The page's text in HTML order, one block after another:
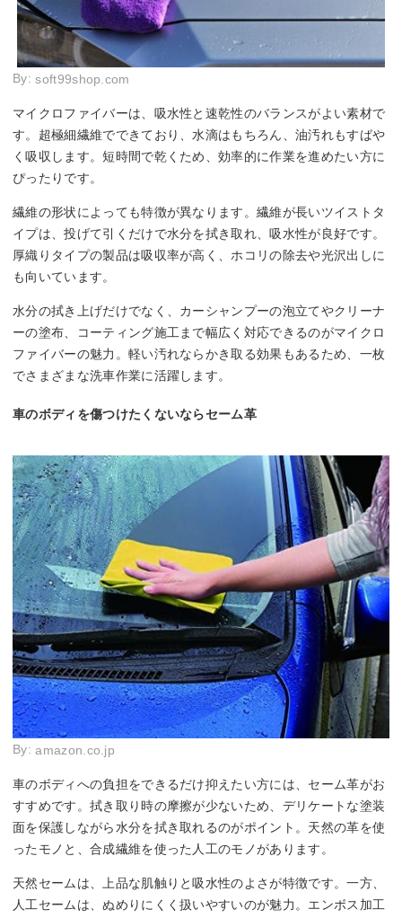
By: soft99shop.com
マイクロファイバーは、吸水性と速乾性のバランスがよい素材で
す。超極細繊維でできており、水滴はもちろん、油汚れもすばや
く吸収します。短時間で乾くため、効率的に作業を進めたい方に
ぴったりです。
繊維の形状によっても特徴が異なります。繊維が長いツイストタ
イプは、投げて引くだけで水分を拭き取れ、吸水性が良好です。
厚織りタイプの製品は吸収率が高く、ホコリの除去や光沢出しに
も向いています。
水分の拭き上げだけでなく、カーシャンプーの泡立てやクリーナ
ーの塗布、コーティング施工まで幅広く対応できるのがマイクロ
ファイバーの魅力。軽い汚れならかき取る効果もあるため、一枚
でさまざまな洗車作業に活躍します。
車のボディを傷つけたくないならセーム革
By:amazon.co.jp
車のボディへの負担をできるだけ抑えたい方には、セーム革がお
すすめです。拭き取り時の摩擦が少ないため、デリケートな塗装
面を保護しながら水分を拭き取れるのがポイント。天然の革を使
ったモノと、合成繊維を使った人工のモノがあります。
天然セームは、上品な肌触りと吸水性のよさが特徴です。一方、
人工セームは、ぬめりにくく扱いやすいのが魅力。エンボス加工